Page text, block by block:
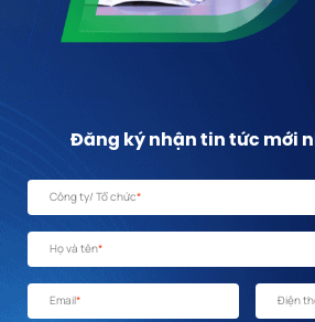
Đăng ký nhận tin tức mới
Công ty/ Tổ chức*
Họ và tên*
Email* Điện